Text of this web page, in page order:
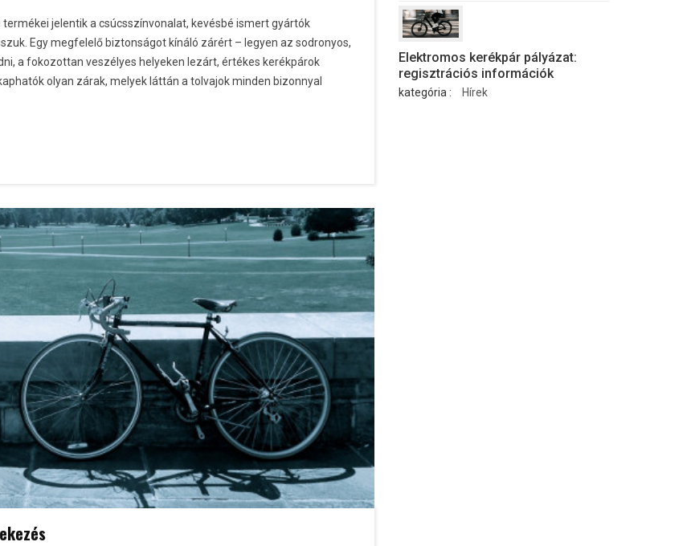
jelentik a csúcsszínvonalat, kevésbé ismert gyártók
Egy megfelelő biztonságot kínáló zárért – legyen az sodronyos,
a fokozottan veszélyes helyeken lezárt, értékes kerékpárok
olyan zárak, melyek láttán a tolvajok minden bizonnyal
Elektromos kerékpár pályázat:
regisztrációs információk
kategória : Hírek